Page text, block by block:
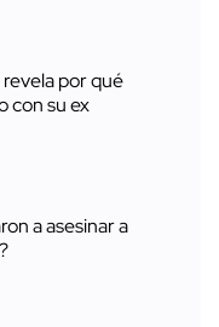
por qué
con su ex
a asesinar a